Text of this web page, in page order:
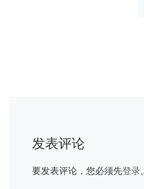
发表评论
要发表评论，您必须先登录。